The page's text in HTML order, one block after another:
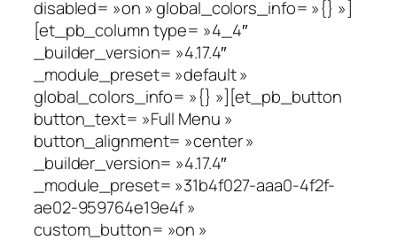
disabled= »on » global_colors_info= »{} »]
[et_pb_column type= »4_4″
_builder_version= »4.17.4″
_module_preset= »default »
global_colors_info= »{} »][et_pb_button
button_text= »Full Menu »
button_alignment= »center »
_builder_version= »4.17.4″
_module_preset= »31b4f027-aaa0-4f2f-
ae02-959764e19e4f »
custom_button= »on »